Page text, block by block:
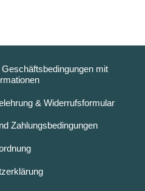
mit
& Widerrufsformular
Zahlungsbedingungen